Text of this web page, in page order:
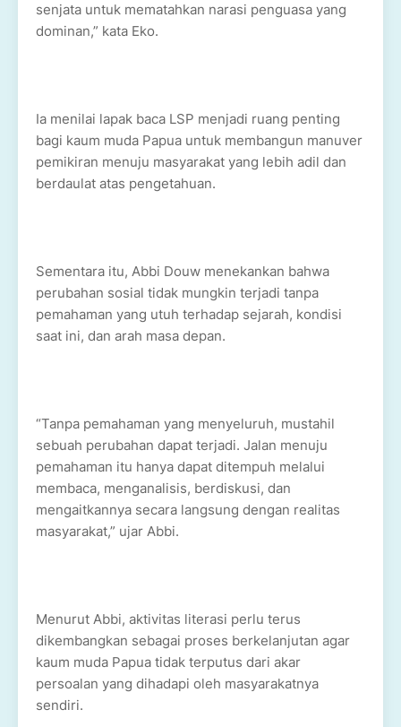
senjata untuk mematahkan narasi penguasa yang
dominan,” kata Eko.
Ia menilai lapak baca LSP menjadi ruang penting
bagi kaum muda Papua untuk membangun manuver
pemikiran menuju masyarakat yang lebih adil dan
berdaulat atas pengetahuan.
Sementara itu, Abbi Douw menekankan bahwa
perubahan sosial tidak mungkin terjadi tanpa
pemahaman yang utuh terhadap sejarah, kondisi
saat ini, dan arah masa depan.
“Tanpa pemahaman yang menyeluruh, mustahil
sebuah perubahan dapat terjadi. Jalan menuju
pemahaman itu hanya dapat ditempuh melalui
membaca, menganalisis, berdiskusi, dan
mengaitkannya secara langsung dengan realitas
masyarakat,” ujar Abbi.
Menurut Abbi, aktivitas literasi perlu terus
dikembangkan sebagai proses berkelanjutan agar
kaum muda Papua tidak terputus dari akar
persoalan yang dihadapi oleh masyarakatnya
sendiri.